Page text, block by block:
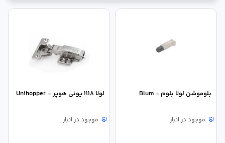
بلوموشن لولا بلوم – Blum
موجود در انبار
لولا 1118 یونی هوپر – Unihopper
موجود در انبار